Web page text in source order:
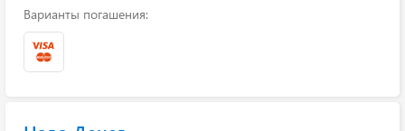
Варианты погашения: